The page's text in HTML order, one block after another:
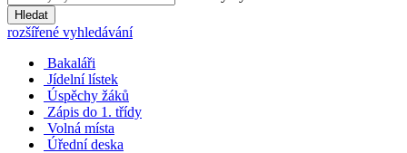
Hledat
rozšířené vyhledávání
Bakaláři
Jídelní lístek
Úspěchy žáků
Zápis do 1. třídy
Volná místa
Úřední deska